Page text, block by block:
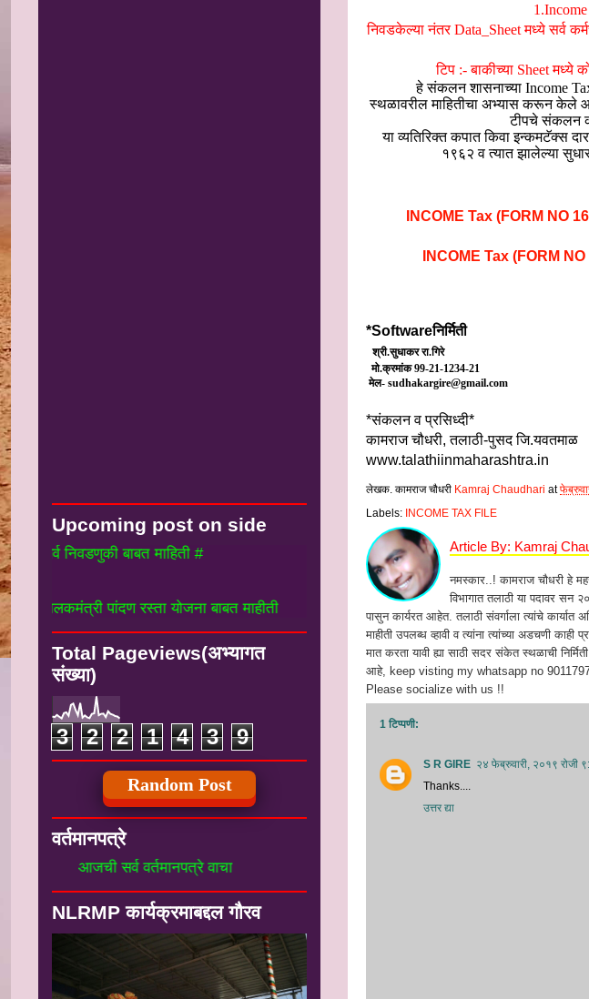
1 .
निवडकेल्या नंतर Data_Sheet मध्ये सर्व
टिप :- बाकीच्या Sheet मध्ये
हे संकलन शासनाच्या Income
स्थळावरील माहितीचा अभ्यास करून केले
टीपचे संकलन
या व्यतिरिक्त कपात किवा इन्कमटॅक्स
१९६२ व त्यात झालेल्या
INCOME Tax (FORM NO
INCOME Tax (FORM
*Softwareनिर्मिती
श्री.सुधाकर रा.गिरे
मो.क्रमांक99-21-1234-21
मेल- sudhakargire@gmail.com
*संकलन व प्रसिध्‍दी*
कामराज चौधरी, तलाठी-पुसद जि.यवतमाळ
www.talathiinmaharashtra.in
लेखक. कामराज चौधरी Kamraj Chaudhari at
Labels: INCOME TAX FILE
Article By: Kamraj
नमस्कार..! कामराज चौधरी हे
विभागात तलाठी या पदावर सन
पासुन कार्यरत आहेत. तलाठी संवर्गाला त्यांचे कार्यात
माहीती उपलब्ध व्हावी व त्यांना त्यांच्या अडचणी काही
मात करता यावी ह्या साठी सदर संकेत स्थळाची
आहे, keep visting my whatsapp no
Please socialize with us !!
1 टिप्पणी:
S R GIRE २४ फेब्रुवारी, २०१९ रोजी
Thanks....
उत्तर द्या
Upcoming post on side
निवडणुकी बाबत माहिती #
पांदण रस्ता योजना बाबत माहीती
Total Pageviews(अभ्यागत
संख्या)
3 2 2 1 4 3 9
Random Post
वर्तमानपत्रे
आजची सर्व वर्तमानपत्रे वाचा
NLRMP कार्यक्रमाबद्दल गौरव